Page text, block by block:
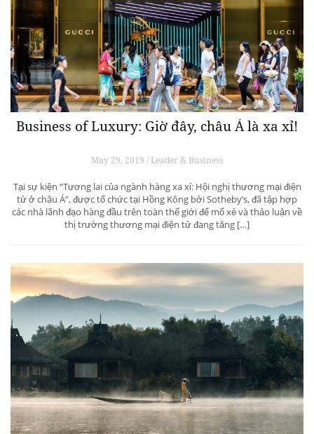
Business of Luxury: Giờ đây, châu Á là xa xỉ!
May 29, 2019 / Leader & Business
Tại sự kiện “Tương lai của ngành hàng xa xỉ: Hội nghị thương mại điện
tử ở châu Á”, được tổ chức tại Hồng Kông bởi Sotheby’s, đã tập hợp
các nhà lãnh đạo hàng đầu trên toàn thế giới để mổ xẻ và thảo luận về
thị trường thương mại điện tử đang tăng […]